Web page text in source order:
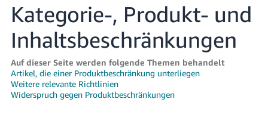
English
- DE
中
文
-
TW
Kategorie-, Produkt- und
Inhaltsbeschränkungen
Auf dieser Seite werden folgende Themen behandelt
Artikel, die einer Produktbeschränkung unterliegen
Weitere relevante Richtlinien
Widerspruch gegen Produktbeschränkungen